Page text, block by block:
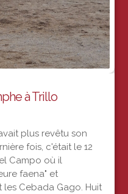
à Trillo
plus revêtu son
fois, c'était le 12
Campo où il
faena" et
Cebada Gago. Huit